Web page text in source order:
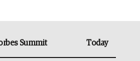
Summit Today